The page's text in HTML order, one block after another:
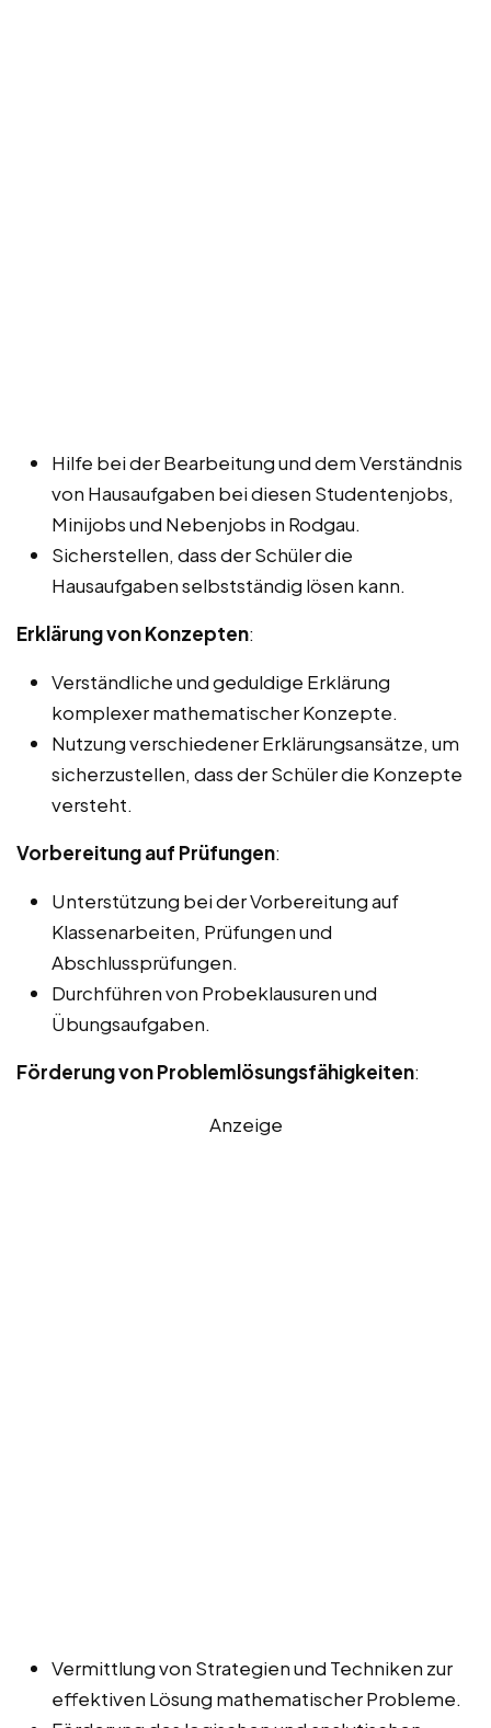
Hilfe bei der Bearbeitung und dem Verständnis
von Hausaufgaben bei diesen Studentenjobs,
Minijobs und Nebenjobs in Rodgau.
Sicherstellen, dass der Schüler die
Hausaufgaben selbstständig lösen kann.
Erklärung von Konzepten:
Verständliche und geduldige Erklärung
komplexer mathematischer Konzepte.
Nutzung verschiedener Erklärungsansätze, um
sicherzustellen, dass der Schüler die Konzepte
versteht.
Vorbereitung auf Prüfungen:
Unterstützung bei der Vorbereitung auf
Klassenarbeiten, Prüfungen und
Abschlussprüfungen.
Durchführen von Probeklausuren und
Übungsaufgaben.
Förderung von Problemlösungsfähigkeiten:
Anzeige
Vermittlung von Strategien und Techniken zur
effektiven Lösung mathematischer Probleme.